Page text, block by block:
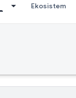
Ekosistem